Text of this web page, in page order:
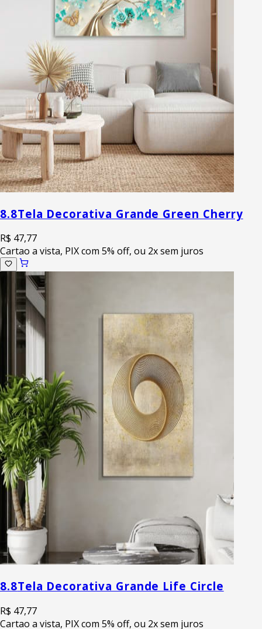
8.8Tela Decorativa Grande Green Cherry
R$ 47,77
Cartao a vista, PIX com 5% off, ou 2x sem juros
8.8Tela Decorativa Grande Life Circle
R$ 47,77
Cartao a vista, PIX com 5% off, ou 2x sem juros